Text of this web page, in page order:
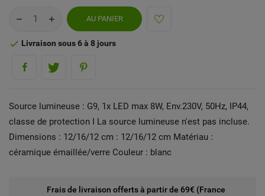
AU PANIER
 Livraison sous 6 à 8 jours
Source lumineuse : G9, 1x LED max 8W, Env.230V, 50Hz, IP44,
classe de protection I La source lumineuse n'est pas incluse.
Dimensions : 12/16/12 cm : 12/16/12 cm Matériau :
céramique émaillée/verre Couleur : blanc
Frais de livraison offerts à partir de 69€ (France